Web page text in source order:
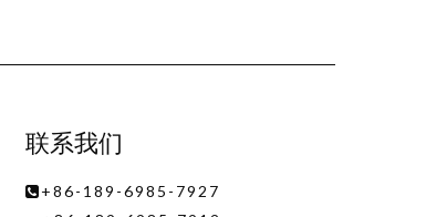
联系我们
 +86-189-6985-7927